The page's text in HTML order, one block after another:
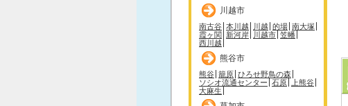
川越市
南古谷 本川越 川越 的場 南大塚
霞ヶ関
新河岸 川越市 笠幡
西川越
熊谷市
熊谷 籠原 ひろせ野鳥の森
ソシオ流通センター 石原
上熊谷
大麻生